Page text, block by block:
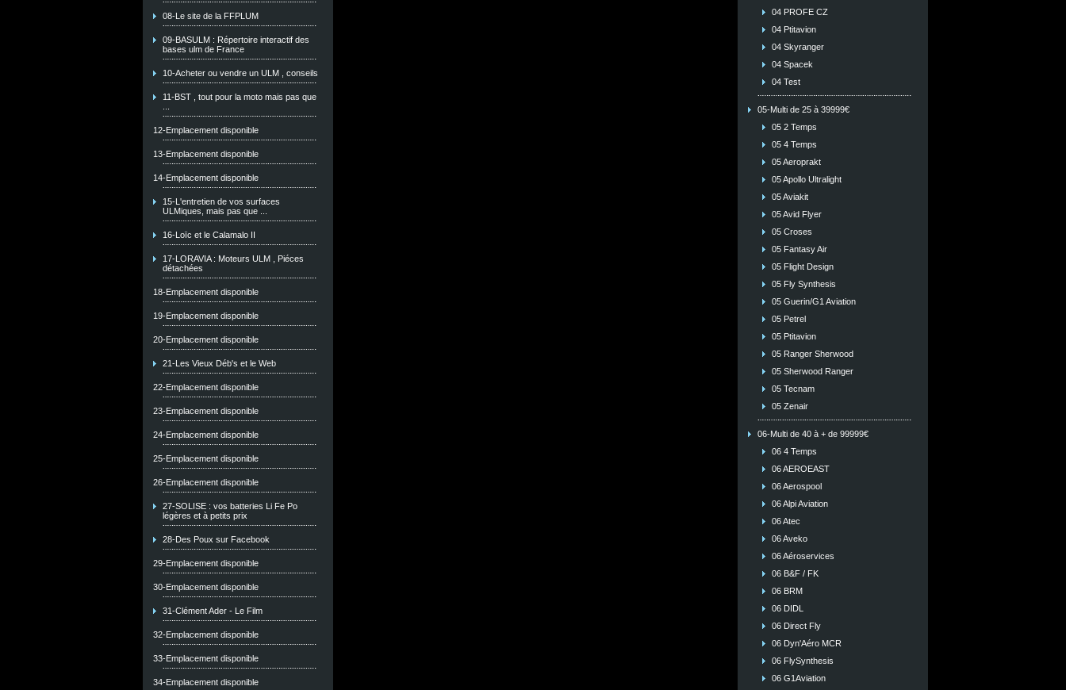
08-Le site de la FFPLUM
09-BASULM : Répertoire interactif des
bases ulm de France
10-Acheter ou vendre un ULM , conseils
11-BST , tout pour la moto mais pas que
12-Emplacement disponible
13-Emplacement disponible
14-Emplacement disponible
15-L'entretien de vos surfaces
ULMiques, mais pas que ...
16-Loïc et le Calamalo II
17-LORAVIA : Moteurs ULM , Piéces
détachées
18-Emplacement disponible
19-Emplacement disponible
20-Emplacement disponible
21-Les Vieux Déb's et le Web
22-Emplacement disponible
23-Emplacement disponible
24-Emplacement disponible
25-Emplacement disponible
26-Emplacement disponible
27-SOLISE : vos batteries Li Fe Po
légères et à petits prix
28-Des Poux sur Facebook
29-Emplacement disponible
30-Emplacement disponible
31-Clément Ader - Le Film
32-Emplacement disponible
33-Emplacement disponible
34-Emplacement disponible
04 PROFE CZ
04 Ptitavion
04 Skyranger
04 Spacek
04 Test
05-Multi de 25 à 39999€
05 2 Temps
05 4 Temps
05 Aeroprakt
05 Apollo Ultralight
05 Aviakit
05 Avid Flyer
05 Croses
05 Fantasy Air
05 Flight Design
05 Fly Synthesis
05 Guerin/G1 Aviation
05 Petrel
05 Ptitavion
05 Ranger Sherwood
05 Sherwood Ranger
05 Tecnam
05 Zenair
06-Multi de 40 à + de 99999€
06 4 Temps
06 AEROEAST
06 Aerospool
06 Alpi Aviation
06 Atec
06 Aveko
06 Aéroservices
06 B&F / FK
06 BRM
06 DIDL
06 Direct Fly
06 Dyn'Aéro MCR
06 FlySynthesis
06 G1Aviation